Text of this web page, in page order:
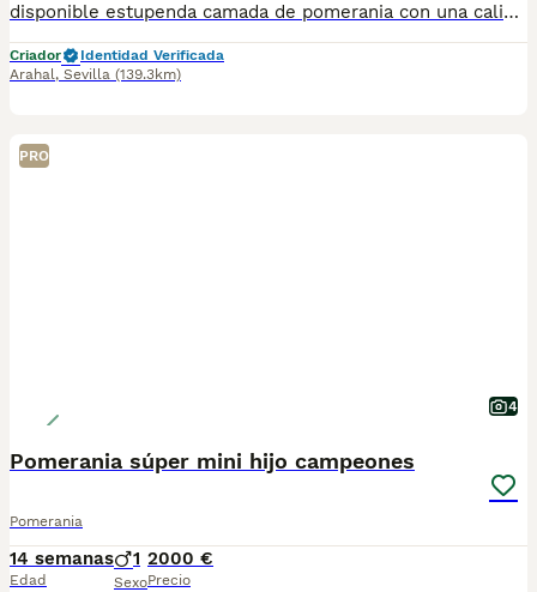
disponible estupenda camada de pomerania con una calidad impresionante cara oso para lo mas exigentes en esta raza con mucho pelo super juguetones y cariñoso hay hembra y machos estan vacunados desparasitado y con la cartilla del veterinario hacemos envio a toda españa con posibilidad de contrarembolso llamano y te informamos cachorros criado en ambiente familiar
Criador
Identidad Verificada
Arahal, Sevilla (139.3km)
PRO
4
Pomerania súper mini hijo campeones
Pomerania
14 semanas
Edad
1
Sexo
2000 €
Precio